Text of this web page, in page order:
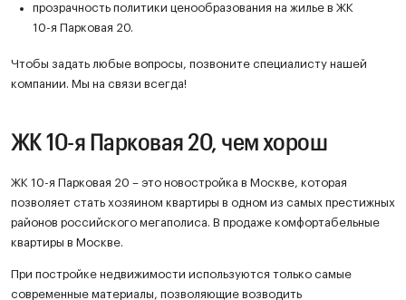
прозрачность политики ценообразования на жилье в ЖК
10-я Парковая 20.
Чтобы задать любые вопросы, позвоните специалисту нашей
компании. Мы на связи всегда!
ЖК 10-я Парковая 20, чем хорош
ЖК 10-я Парковая 20 – это новостройка в Москве, которая
позволяет стать хозяином квартиры в одном из самых престижных
районов российского мегаполиса. В продаже комфортабельные
квартиры в Москве.
При постройке недвижимости используются только самые
современные материалы, позволяющие возводить